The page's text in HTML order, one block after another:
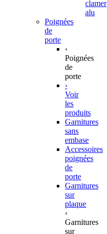
clamer
alu
Poignées
de
porte
‹
Poignées
de
porte
›
Voir
les
produits
Garnitures
sans
embase
Accessoires
poignées
de
porte
Garnitures
sur
plaque
‹
Garnitures
sur